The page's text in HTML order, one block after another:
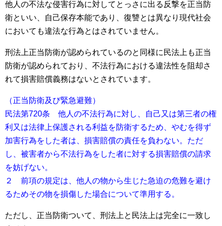
他人の不法な侵害行為に対してとっさに出る反撃を正当防
衛といい、自己保存本能であり、復讐とは異なり現代社会
においても違法な行為とはされていません。
刑法上正当防衛が認められているのと同様に民法上も正当
防衛が認められており、不法行為における違法性を阻却さ
れて損害賠償義務はないとされています。
（正当防衛及び緊急避難）
民法第720条 他人の不法行為に対し、自己又は第三者の権
利又は法律上保護される利益を防衛するため、やむを得ず
加害行為をした者は、損害賠償の責任を負わない。ただ
し、被害者から不法行為をした者に対する損害賠償の請求
を妨げない。
２ 前項の規定は、他人の物から生じた急迫の危難を避け
るためその物を損傷した場合について準用する。
ただし、正当防衛ついて、刑法上と民法上は完全に一致し